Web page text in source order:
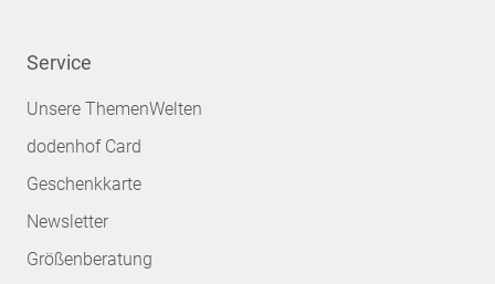
Service
Unsere ThemenWelten
dodenhof Card
Geschenkkarte
Newsletter
Größenberatung